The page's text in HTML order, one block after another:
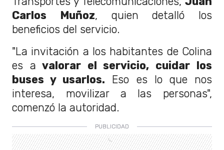
Carlos Muñoz, quien detalló los
beneficios del servicio.
"La invitación a los habitantes de Colina
es a valorar el servicio, cuidar los
buses y usarlos. Eso es lo que nos
interesa, movilizar a las personas",
comenzó la autoridad.